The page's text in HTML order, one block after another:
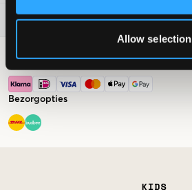
Allow selection
Nu trendy
Betalingsmogelijkheden
Bezorgopties